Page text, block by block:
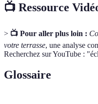
📺 Ressource
> 📺 Pour aller plus loin :
votre terrasse, une analyse
Recherchez sur YouTube :
Glossaire